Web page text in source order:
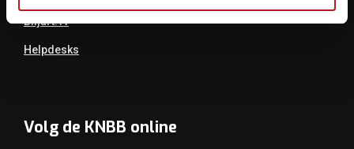
Biljart.tv
Helpdesks
Volg de KNBB online